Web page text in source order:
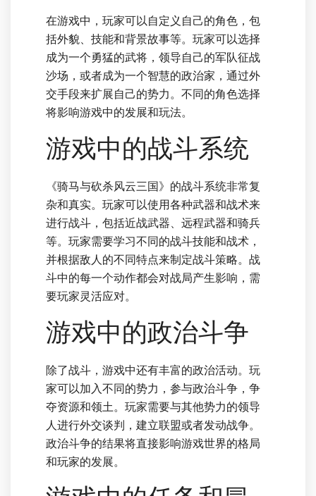
在游戏中，玩家可以自定义自己的角色，包
括外貌、技能和背景故事等。玩家可以选择
成为一个勇猛的武将，领导自己的军队征战
沙场，或者成为一个智慧的政治家，通过外
交手段来扩展自己的势力。不同的角色选择
将影响游戏中的发展和玩法。
游戏中的战斗系统
《骑马与砍杀风云三国》的战斗系统非常复
杂和真实。玩家可以使用各种武器和战术来
进行战斗，包括近战武器、远程武器和骑兵
等。玩家需要学习不同的战斗技能和战术，
并根据敌人的不同特点来制定战斗策略。战
斗中的每一个动作都会对战局产生影响，需
要玩家灵活应对。
游戏中的政治斗争
除了战斗，游戏中还有丰富的政治活动。玩
家可以加入不同的势力，参与政治斗争，争
夺资源和领土。玩家需要与其他势力的领导
人进行外交谈判，建立联盟或者发动战争。
政治斗争的结果将直接影响游戏世界的格局
和玩家的发展。